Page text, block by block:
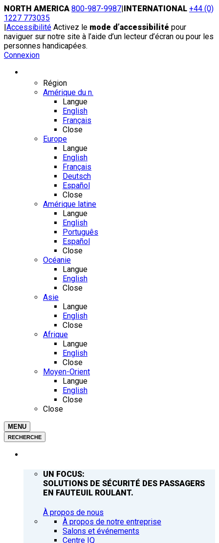
Skip
to
content
NORTH AMERICA 800-987-9987|INTERNATIONAL +44 (0)
1227 773035
|Accessibilité Activez le mode d’accessibilité pour
naviguer sur notre site à l’aide d’un lecteur d’écran ou pour les
personnes handicapées.
Connexion
Région
Amérique du n.
Langue
English
Français
Close
Europe
Langue
English
Français
Deutsch
Español
Close
Amérique latine
Langue
English
Português
Español
Close
Océanie
Langue
English
Close
Asie
Langue
English
Close
Afrique
Langue
English
Close
Moyen-Orient
Langue
English
Close
Close
MENU
RECHERCHE
UN FOCUS:
SOLUTIONS DE SÉCURITÉ DES PASSAGERS
EN FAUTEUIL ROULANT.
À propos de nous
À propos de notre entreprise
Salons et événements
Centre IQ